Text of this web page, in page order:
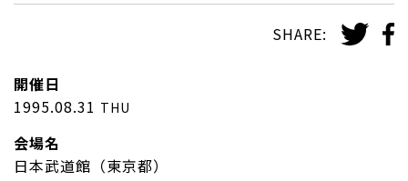
SHARE:
開催日
1995.08.31 THU
会場名
日本武道館（東京都）